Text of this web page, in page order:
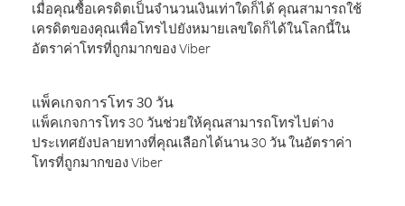
เมื่อคุณซื้อเครดิตเป็นจำนวนเงินเท่าใดก็ได้ คุณสามารถใช้
เครดิตของคุณเพื่อโทรไปยังหมายเลขใดก็ได้ในโลกนี้ใน
อัตราค่าโทรที่ถูกมากของ Viber
แพ็คเกจการโทร 30 วัน
แพ็คเกจการโทร 30 วันช่วยให้คุณสามารถโทรไปต่าง
ประเทศยังปลายทางที่คุณเลือกได้นาน 30 วัน ในอัตราค่า
โทรที่ถูกมากของ Viber